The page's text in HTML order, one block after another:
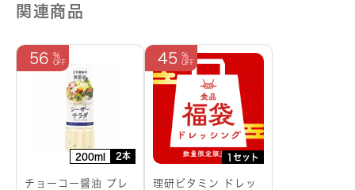
関連商品
200ml 2本
56
チョーコー醤油 プレ
1セット
45
理研ビタミン ドレッ